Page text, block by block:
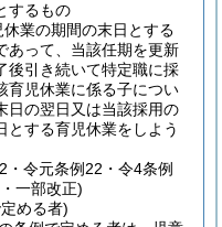
するもの
業の期間の末日とする
あって、当該任期を更新
後引き続いて特定職に採
育児休業に係る子につい
日の翌日又は当該採用の
とする育児休業をしよう
令元条例22・令4条例
一部改正)
める者)